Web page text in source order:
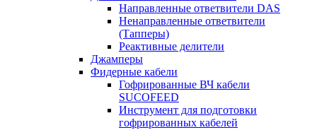
Направленные ответвители DAS
Ненаправленные ответвители
(Тапперы)
Реактивные делители
Джамперы
Фидерные кабели
Гофрированные ВЧ кабели
SUCOFEED
Инструмент для подготовки
гофрированных кабелей